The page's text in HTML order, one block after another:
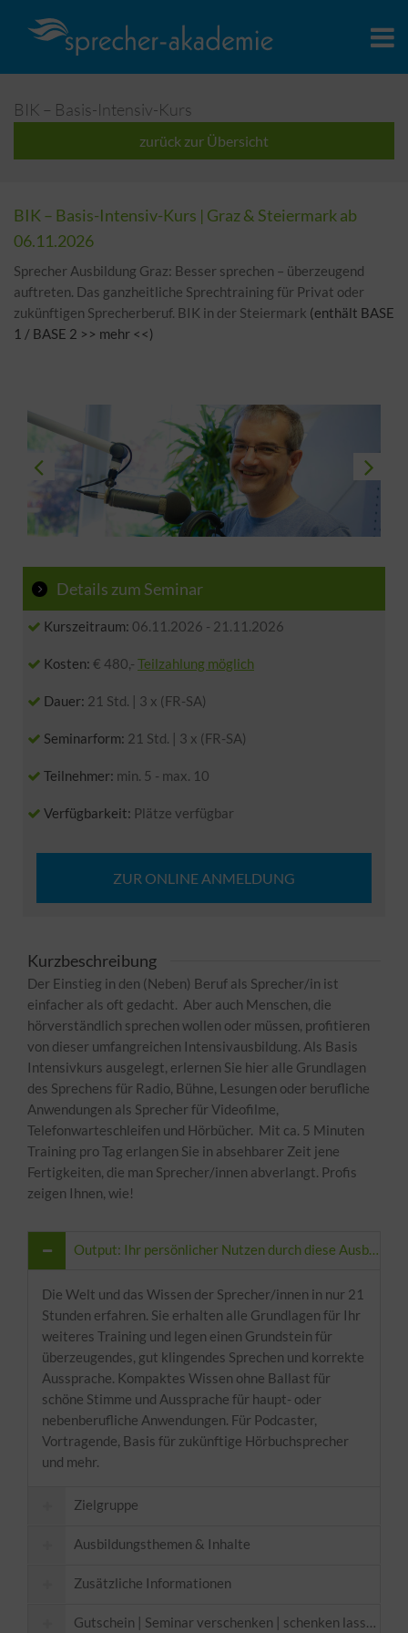
BIK – Basis-Intensiv-Kurs
zurück zur Übersicht
BIK – Basis-Intensiv-Kurs | Graz & Steiermarkab
06.11.2026
Sprecher Ausbildung Graz: Besser sprechen – überzeugend
auftreten. Das ganzheitliche Sprechtraining für Privat oder
zukünftigen Sprecherberuf. BIK in der Steiermark (enthält BASE
1 / BASE 2 >> mehr <<)
Details zum Seminar
Kurszeitraum: 06.11.2026 - 21.11.2026
Kosten: € 480,- Teilzahlung möglich
Dauer: 21 Std. | 3 x (FR-SA)
Seminarform: 21 Std. | 3 x (FR-SA)
Teilnehmer: min. 5 - max. 10
Verfügbarkeit: Plätze verfügbar
ZUR ONLINE ANMELDUNG
Kurzbeschreibung
Der Einstieg in den (Neben) Beruf als Sprecher/in ist
einfacher als oft gedacht. Aber auch Menschen, die
hörverständlich sprechen wollen oder müssen, profitieren
von dieser umfangreichen Intensivausbildung. Als Basis
Intensivkurs ausgelegt, erlernen Sie hier alle Grundlagen
des Sprechens für Radio, Bühne, Lesungen oder berufliche
Anwendungen als Sprecher für Videofilme,
Telefonwarteschleifen und Hörbücher. Mit ca. 5 Minuten
Training pro Tag erlangen Sie in absehbarer Zeit jene
Fertigkeiten, die man Sprecher/innen abverlangt. Profis
zeigen Ihnen, wie!
Output: Ihr persönlicher Nutzen durch diese Ausbildung
Die Welt und das Wissen der Sprecher/innen in nur 21
Stunden erfahren. Sie erhalten alle Grundlagen für Ihr
weiteres Training und legen einen Grundstein für
überzeugendes, gut klingendes Sprechen und korrekte
Aussprache. Kompaktes Wissen ohne Ballast für
schöne Stimme und Aussprache für haupt- oder
nebenberufliche Anwendungen. Für Podcaster,
Vortragende, Basis für zukünftige Hörbuchsprecher
und mehr.
Zielgruppe
Ausbildungsthemen & Inhalte
Die Ausbildungsthemen
In diesem ganzheitlichen Sprechtraining lernen die
Zusätzliche Informationen
Voraussetzungen:
Gutschein | Seminar verschenken | schenken lassen